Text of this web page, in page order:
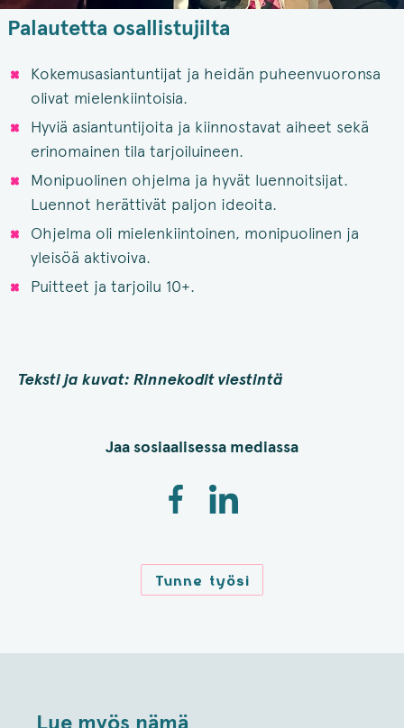
Palautetta osallistujilta
Kokemusasiantuntijat ja heidän puheenvuoronsa
olivat mielenkiintoisia.
Hyviä asiantuntijoita ja kiinnostavat aiheet sekä
erinomainen tila tarjoiluineen.
Monipuolinen ohjelma ja hyvät luennoitsijat.
Luennot herättivät paljon ideoita.
Ohjelma oli mielenkiintoinen, monipuolinen ja
yleisöä aktivoiva.
Puitteet ja tarjoilu 10+.
Teksti ja kuvat: Rinnekodit viestintä
Jaa sosiaalisessa mediassa
Tunne työsi